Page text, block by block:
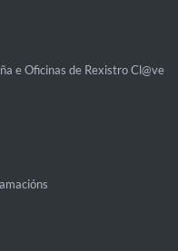
e Oficinas de Rexistro Cl@ve